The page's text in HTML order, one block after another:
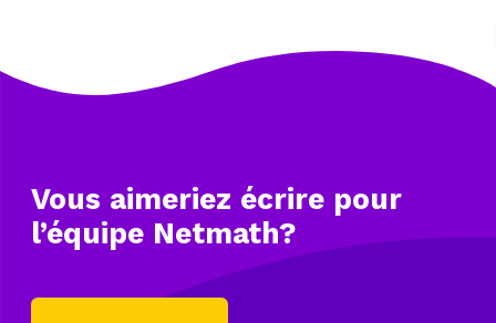
Vous aimeriez écrire pour
l’équipe Netmath?